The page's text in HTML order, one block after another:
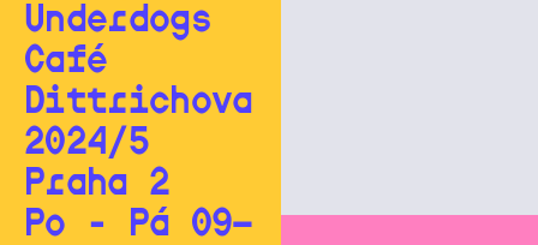
Underdogs
Café
Dittrichova
2024/5
Praha 2
Po - Pá 09—